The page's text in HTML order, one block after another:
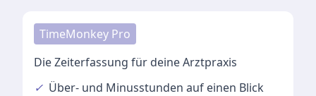
TimeMonkey Pro
Die Zeiterfassung für deine Arztpraxis
✓ Über- und Minusstunden auf einen Blick